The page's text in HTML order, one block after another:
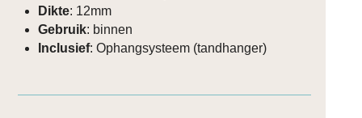
Dikte: 12mm
Gebruik: binnen
Inclusief: Ophangsysteem (tandhanger)